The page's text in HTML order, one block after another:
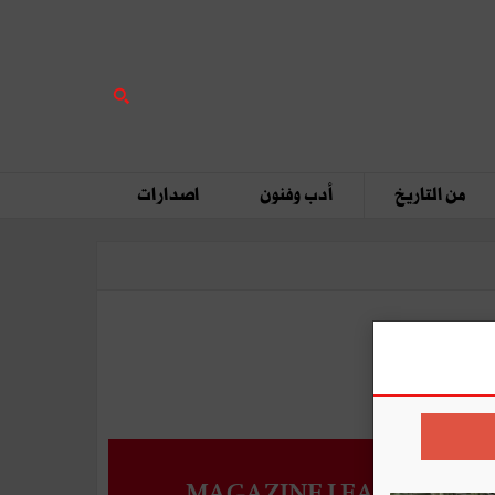
من التاريخ أدب وفنون اصدارات